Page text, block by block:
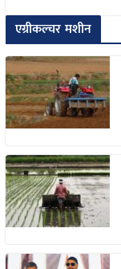
एग्रीकल्चर मशीन